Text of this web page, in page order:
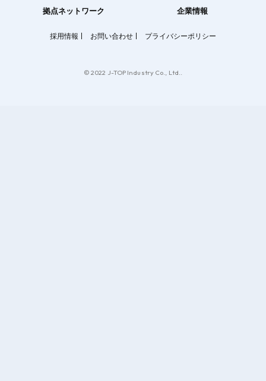
拠点ネットワーク 企業情報
採用情報 お問い合わせ プライバシーポリシー
© 2022 J-TOP Industry Co., Ltd..